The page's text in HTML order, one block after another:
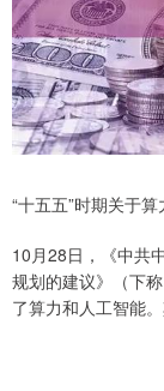
“十五五”时期关于
10月28日，《中共
规划的建议》（下
了算力和人工智能